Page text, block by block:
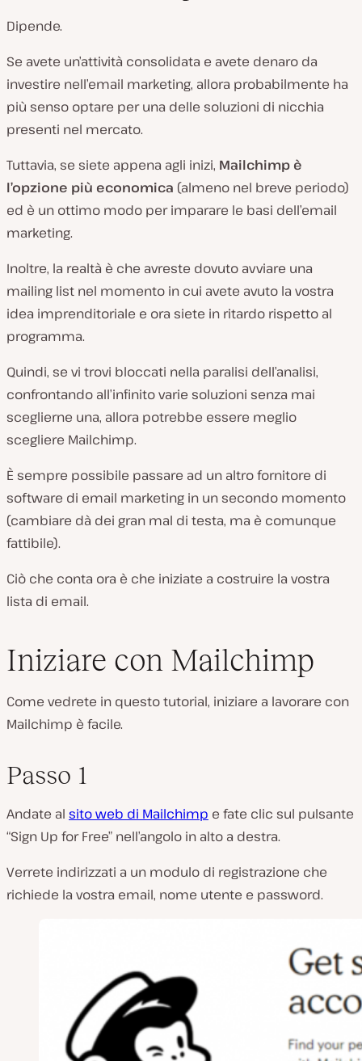
Dipende.
Se avete un’attività consolidata e avete denaro da
investire nell’email marketing, allora probabilmente ha
più senso optare per una delle soluzioni di nicchia
presenti nel mercato.
Tuttavia, se siete appena agli inizi, Mailchimp è
l’opzione più economica (almeno nel breve periodo)
ed è un ottimo modo per imparare le basi dell’email
marketing.
Inoltre, la realtà è che avreste dovuto avviare una
mailing list nel momento in cui avete avuto la vostra
idea imprenditoriale e ora siete in ritardo rispetto al
programma.
Quindi, se vi trovi bloccati nella paralisi dell’analisi,
confrontando all’infinito varie soluzioni senza mai
sceglierne una, allora potrebbe essere meglio
scegliere Mailchimp.
È sempre possibile passare ad un altro fornitore di
software di email marketing in un secondo momento
(cambiare dà dei gran mal di testa, ma è comunque
fattibile).
Ciò che conta ora è che iniziate a costruire la vostra
lista di email.
Iniziare con Mailchimp
Come vedrete in questo tutorial, iniziare a lavorare con
Mailchimp è facile.
Passo 1
Andate al sito web di Mailchimp e fate clic sul pulsante
“Sign Up for Free” nell’angolo in alto a destra.
Verrete indirizzati a un modulo di registrazione che
richiede la vostra email, nome utente e password.